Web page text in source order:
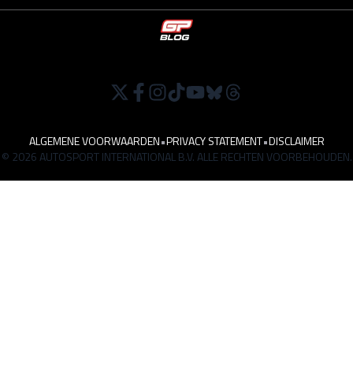
ALGEMENE VOORWAARDEN•PRIVACY STATEMENT•DISCLAIMER
© 2026 AUTOSPORT INTERNATIONAL B.V. ALLE RECHTEN VOORBEHOUDEN.